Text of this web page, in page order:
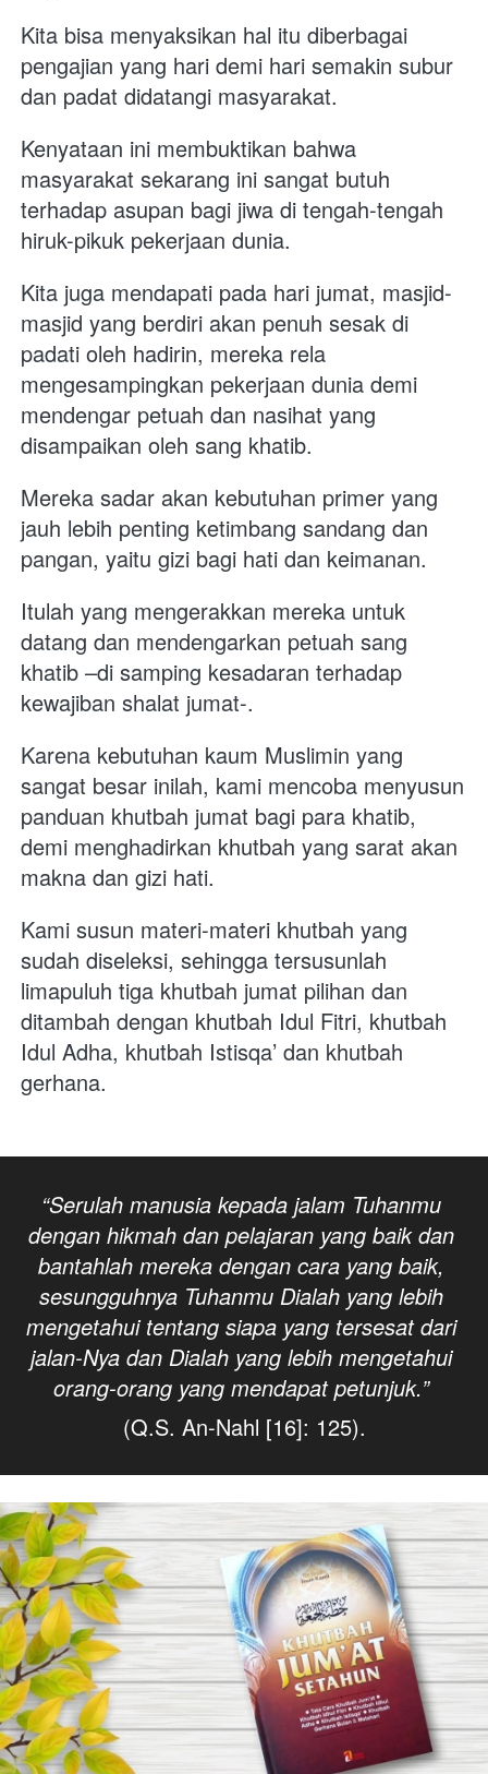
Kita bisa menyaksikan hal itu diberbagai
pengajian yang hari demi hari semakin subur
dan padat didatangi masyarakat.
Kenyataan ini membuktikan bahwa
masyarakat sekarang ini sangat butuh
terhadap asupan bagi jiwa di tengah-tengah
hiruk-pikuk pekerjaan dunia.
Kita juga mendapati pada hari jumat, masjid-
masjid yang berdiri akan penuh sesak di
padati oleh hadirin, mereka rela
mengesampingkan pekerjaan dunia demi
mendengar petuah dan nasihat yang
disampaikan oleh sang khatib.
Mereka sadar akan kebutuhan primer yang
jauh lebih penting ketimbang sandang dan
pangan, yaitu gizi bagi hati dan keimanan.
Itulah yang mengerakkan mereka untuk
datang dan mendengarkan petuah sang
khatib –di samping kesadaran terhadap
kewajiban shalat jumat-.
Karena kebutuhan kaum Muslimin yang
sangat besar inilah, kami mencoba menyusun
panduan khutbah jumat bagi para khatib,
demi menghadirkan khutbah yang sarat akan
makna dan gizi hati.
Kami susun materi-materi khutbah yang
sudah diseleksi, sehingga tersusunlah
limapuluh tiga khutbah jumat pilihan dan
ditambah dengan khutbah Idul Fitri, khutbah
Idul Adha, khutbah Istisqa’ dan khutbah
gerhana.
“Serulah manusia kepada jalam Tuhanmu
dengan hikmah dan pelajaran yang baik dan
bantahlah mereka dengan cara yang baik,
sesungguhnya Tuhanmu Dialah yang lebih
mengetahui tentang siapa yang tersesat dari
jalan-Nya dan Dialah yang lebih mengetahui
orang-orang yang mendapat petunjuk.”
(Q.S. An-Nahl [16]: 125).